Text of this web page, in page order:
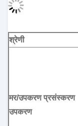
श्रेणी
मर/उपकरण प्रसंस्करण
उपकरण